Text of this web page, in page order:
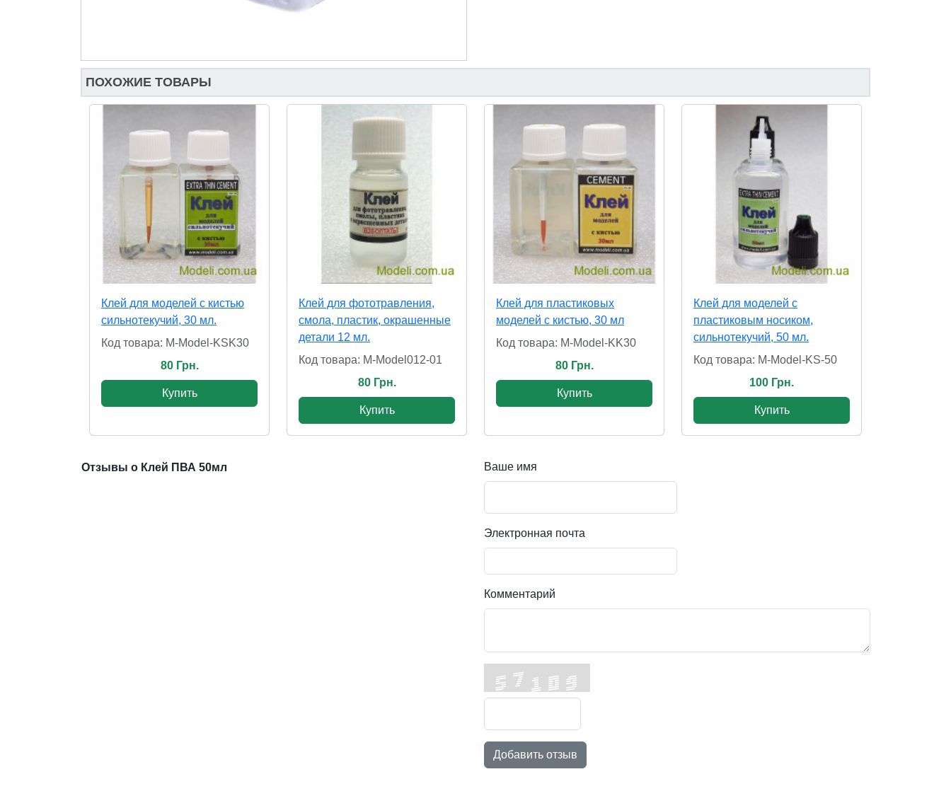
ПОХОЖИЕ ТОВАРЫ
Клей для моделей с кистью
сильнотекучий, 30 мл.
Код товара: M-Model-KSK30
80 Грн.
Купить
Клей для фототравления,
смола, пластик, окрашенные
детали 12 мл.
Код товара: M-Model012-01
80 Грн.
Купить
Клей для пластиковых
моделей с кистью, 30 мл
Код товара: M-Model-KK30
80 Грн.
Купить
Клей для моделей с
пластиковым носиком,
сильнотекучий, 50 мл.
Код товара: M-Model-KS-50
100 Грн.
Купить
Отзывы о Клей ПВА 50мл Ваше имя
Электронная почта
Комментарий
Добавить отзыв